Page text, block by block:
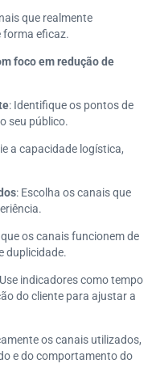
que realmente
forma eficaz.
foco em redução de
: Identifique os pontos de
seu público.
a capacidade logística,
: Escolha os canais que
os canais funcionem de
duplicidade.
indicadores como tempo
do cliente para ajustar a
os canais utilizados,
e do comportamento do